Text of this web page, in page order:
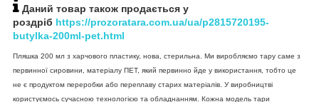
Даний товар також продається у
роздріб https://prozoratara.com.ua/ua/p2815720195-
butylka-200ml-pet.html
Пляшка 200 мл з харчового пластику, нова, стерильна. Ми виробляємо тару саме з
первинної сировини, матеріалу ПЕТ, який первинно йде у використання, тобто це
не є продуктом переробки або переплаву старих матеріалів. У виробництві
користуємось сучасною технологією та обладнанням. Кожна модель тари